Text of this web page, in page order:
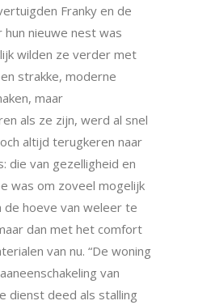
Franky en de
nieuwe nest was
wilden ze verder met
strakke, moderne
maar
als ze zijn, werd al snel
altijd terugkeren naar
die van gezelligheid en
was om zoveel mogelijk
de hoeve van weleer te
dan met het comfort
van nu. “De woning
van
dienst deed als stalling